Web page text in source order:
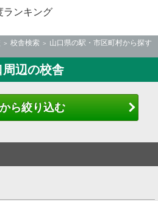
ランキング
校舎検索
山口県の駅・市区町村から探す
周辺の校舎
ら絞り込む